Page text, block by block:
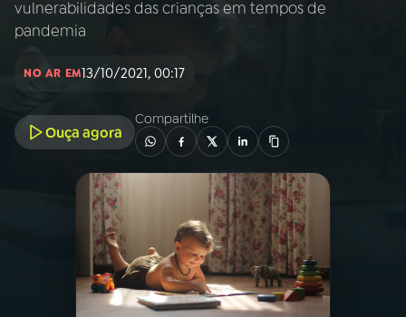
INÍCIO
02A RÁDIO
03PROGRAMAÇÃO
PROGRAMAS
PODCASTS
vulnerabilidades das crianças em tempos de
pandemia
NO AR EM13/10/2021, 00:17
Ouça agora
Compartilhe